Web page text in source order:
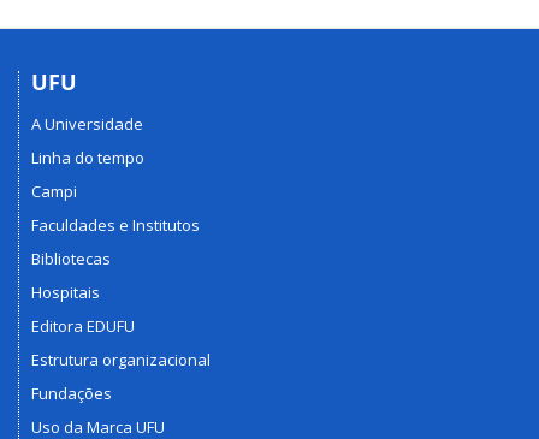
UFU
A Universidade
Linha do tempo
Campi
Faculdades e Institutos
Bibliotecas
Hospitais
Editora EDUFU
Estrutura organizacional
Fundações
Uso da Marca UFU